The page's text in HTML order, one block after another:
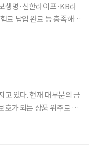
생명·신한라이프·KB라
료 납입 완료 등 충족해야
고 있다. 현재 대부분의 금
호가 되는 상품 위주로 관